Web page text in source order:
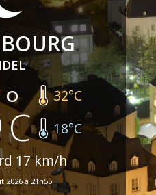
32°C
18°C
17km/h
2026 à 21h55